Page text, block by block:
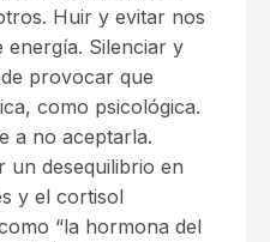
Huir y evitar nos
energía. Silenciar y
provocar que
como psicológica.
a no aceptarla.
un desequilibrio en
y el cortisol
“la hormona del